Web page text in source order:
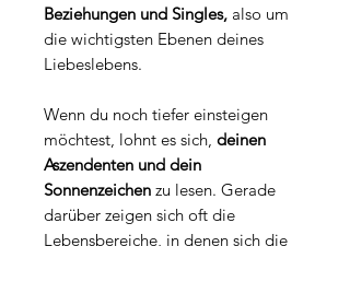
Beziehungen und Singles, also um
die wichtigsten Ebenen deines
Liebeslebens.
Wenn du noch tiefer einsteigen
möchtest, lohnt es sich, deinen
Aszendenten und dein
Sonnenzeichen zu lesen. Gerade
darüber zeigen sich oft die
Lebensbereiche, in denen sich die